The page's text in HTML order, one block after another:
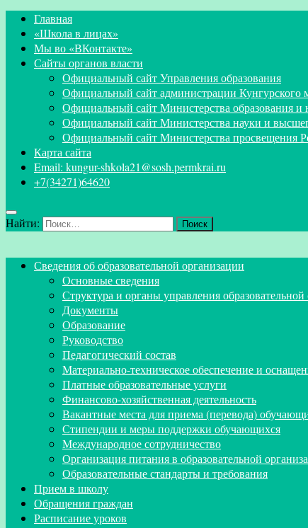
Главная
«Школа в лицах»
Мы во «ВКонтакте»
Сайты органов власти
Официальный сайт Управления образования
Официальный сайт администрации Кунгурского
Официальный сайт Министерства образования и
Официальный сайт Министерства науки и
Официальный сайт Министерства просвещения
Карта сайта
Email: kungur-shkola21@sosh.permkrai.ru
+7(34271)64620
Найти:
Сведения об образовательной организации
Основные сведения
Структура и органы управления образовательной
Документы
Образование
Руководство
Педагогический состав
Материально-техническое обеспечение и
Платные образовательные услуги
Финансово-хозяйственная деятельность
Вакантные места для приема (перевода)
Стипендии и меры поддержки обучающихся
Международное сотрудничество
Организация питания в образовательной
Образовательные стандарты и требования
Прием в школу
Обращения граждан
Расписание уроков